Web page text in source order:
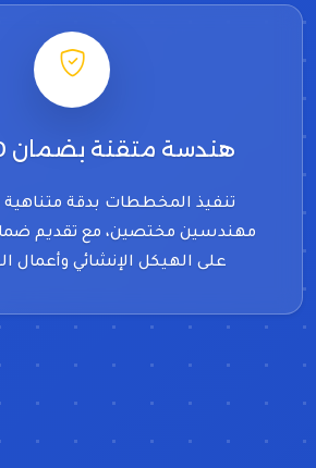
هندسة متقنة بضمان 10 سنوات
تنفيذ المخططات بدقة
مهندسين مختصين، مع تقديم
على الهيكل الإنشائي وأعمال